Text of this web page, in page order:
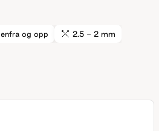
og opp 2.5 - 2 mm